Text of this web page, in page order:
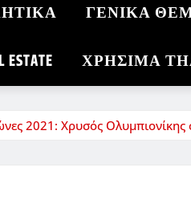
ΓΕΝΙΚΑ
ESTATE ΧΡΗΣΙΜΑ
2021: Χρυσός Ολυμπιονίκης